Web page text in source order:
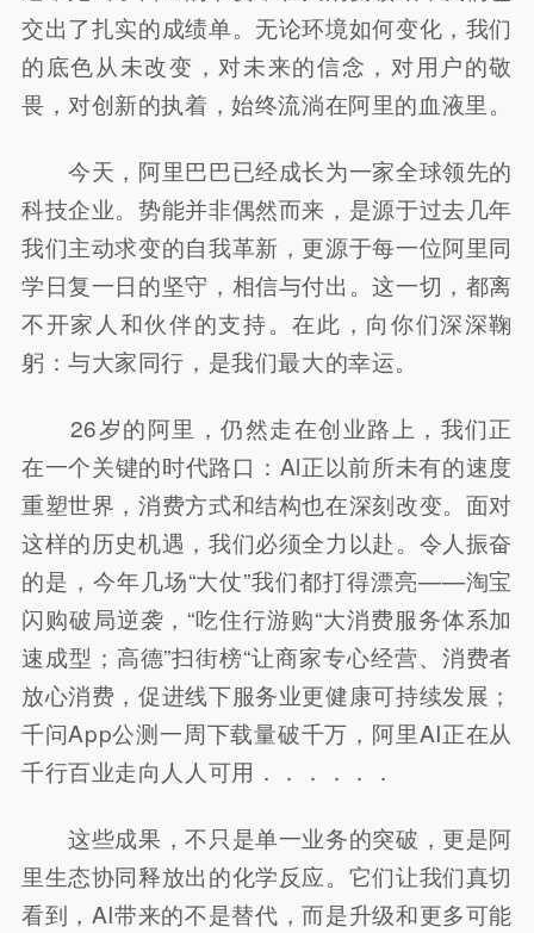
交出了扎实的成绩单。无论环境如何变化，我们
的底色从未改变，对未来的信念，对用户的敬
畏，对创新的执着，始终流淌在阿里的血液里。
今天，阿里巴巴已经成长为一家全球领先的
科技企业。势能并非偶然而来，是源于过去几年
我们主动求变的自我革新，更源于每一位阿里同
学日复一日的坚守，相信与付出。这一切，都离
不开家人和伙伴的支持。在此，向你们深深鞠
躬：与大家同行，是我们最大的幸运。
26岁的阿里，仍然走在创业路上，我们正
在一个关键的时代路口：Al正以前所未有的速度
重塑世界，消费方式和结构也在深刻改变。面对
这样的历史机遇，我们必须全力以赴。令人振奋
的是，今年几场“大仗”我们都打得漂亮——淘宝
闪购破局逆袭，“吃住行游购“大消费服务体系加
速成型；高德”扫街榜“让商家专心经营、消费者
放心消费，促进线下服务业更健康可持续发展；
千问App公测一周下载量破千万，阿里AI正在从
千行百业走向人人可用．．．．．．
这些成果，不只是单一业务的突破，更是阿
里生态协同释放出的化学反应。它们让我们真切
看到，AI带来的不是替代，而是升级和更多可能